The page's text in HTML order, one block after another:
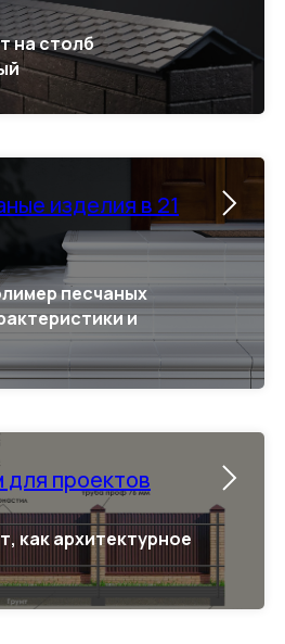
на столб
изделия в 21
песчаных
и
для проектов
как архитектурное